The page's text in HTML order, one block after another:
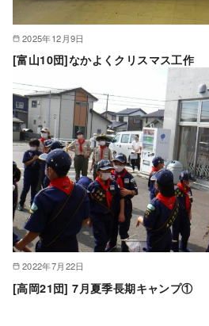
2025年12月9日
[富山10団]なかよくクリスマス工作
2022年7月22日
[高岡21団] 7月夏季長期キャンプ①